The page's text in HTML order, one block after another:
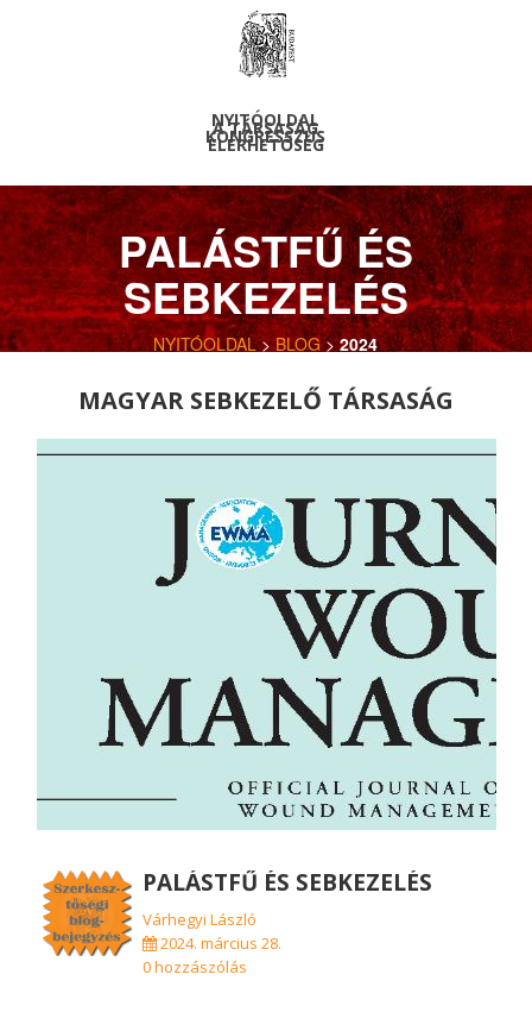
NYITÓOLDAL
A TÁRSASÁG
KONGRESSZUS
ELÉRHETŐSÉG
PALÁSTFŰ ÉS
SEBKEZELÉS
NYITÓOLDAL>BLOG>2024
MAGYAR SEBKEZELŐ TÁRSASÁG
PALÁSTFŰ ÉS SEBKEZELÉS
Várhegyi László
2024. március 28.
0 hozzászólás